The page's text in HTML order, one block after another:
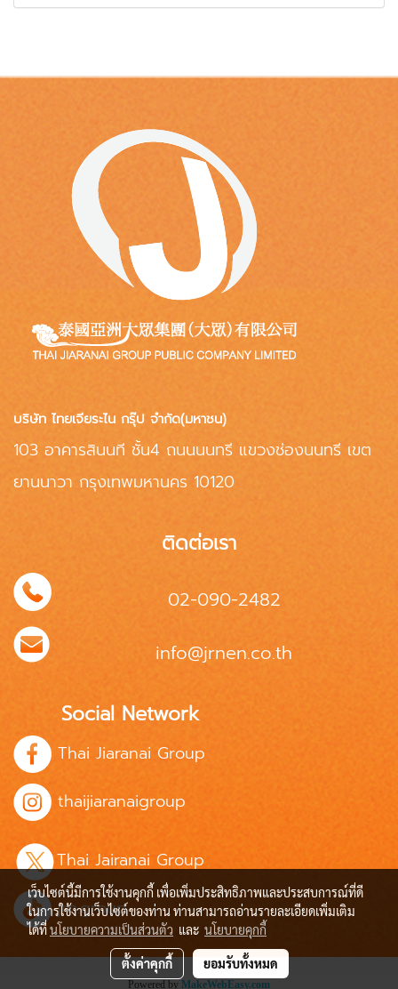
บริษัท ไทยเจียระไน กรุ๊ป จำกัด(มหาชน)
103 อาคารสินนที ชั้น4 ถนนนนทรี แขวงช่องนนทรี เขต
ยานนาวา กรุงเทพมหานคร 10120
ติดต่อเรา
02-090-2482
info@jrnen.co.th
Social Network
Thai Jiaranai Group
thaijiaranaigroup
Thai Jairanai Group
jrn.group
Powered by MakeWebEasy.com
เว็บไซต์นี้มีการใช้งานคุกกี้ เพื่อเพิ่มประสิทธิภาพและประสบการณ์ที่ดี
ในการใช้งานเว็บไซต์ของท่าน ท่านสามารถอ่านรายละเอียดเพิ่มเติม
ได้ที่นโยบายความเป็นส่วนตัว และ นโยบายคุกกี้
ตั้งค่าคุกกี้ ยอมรับทั้งหมด